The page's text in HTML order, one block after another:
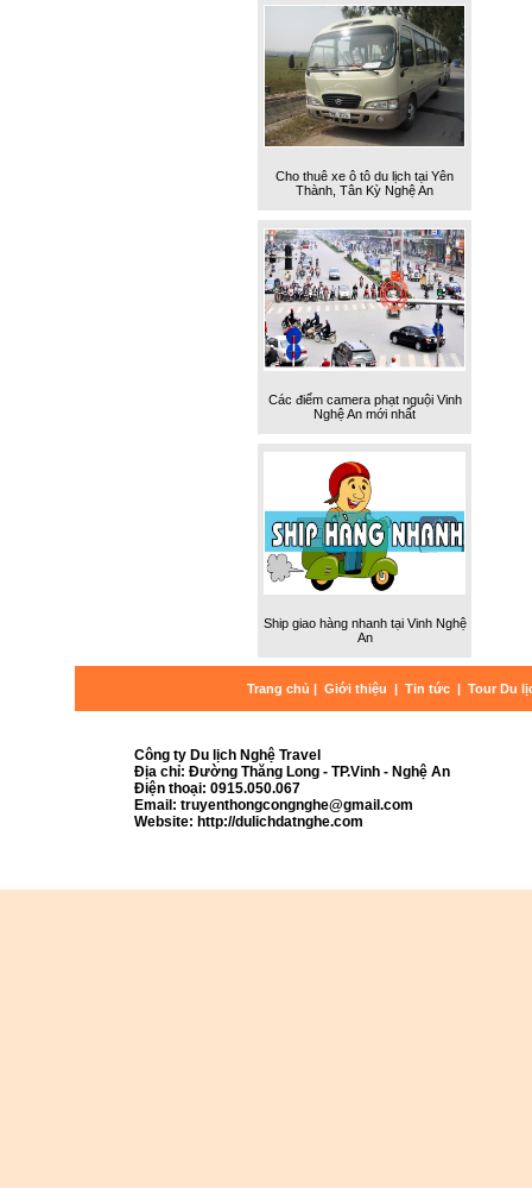
Cho thuê xe ô tô du lịch tại Yên
Thành, Tân Kỳ Nghệ An
Các điểm camera phạt nguội Vinh
Nghệ An mới nhất
Ship giao hàng nhanh tại Vinh Nghệ
An
Trang chủ | Giới thiệu | Tin tức | Tour Du
Công ty Du lịch Nghệ Travel
Địa chỉ: Đường Thăng Long - TP.Vinh - Nghệ An
Điện thoại: 0915.050.067
Email: truyenthongcongnghe@gmail.com
Website: http://dulichdatnghe.com